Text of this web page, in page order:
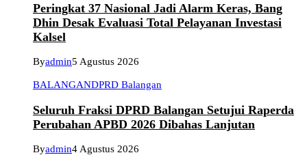
Peringkat 37 Nasional Jadi Alarm Keras, Bang
Dhin Desak Evaluasi Total Pelayanan Investasi
Kalsel
Byadmin5 Agustus 2026
BALANGANDPRD Balangan
Seluruh Fraksi DPRD Balangan Setujui Raperda
Perubahan APBD 2026 Dibahas Lanjutan
Byadmin4 Agustus 2026